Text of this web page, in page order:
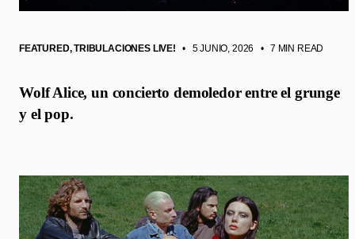
FEATURED,TRIBULACIONES LIVE! • 5 JUNIO, 2026 • 7 MIN READ
Wolf Alice, un concierto demoledor entre el grunge
y el pop.